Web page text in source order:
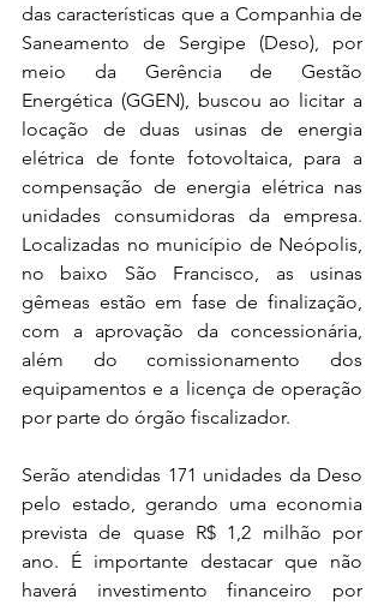
das características que a Companhia de
Saneamento de Sergipe (Deso), por
meio da Gerência de Gestão
Energética (GGEN), buscou ao licitar a
locação de duas usinas de energia
elétrica de fonte fotovoltaica, para a
compensação de energia elétrica nas
unidades consumidoras da empresa.
Localizadas no município de Neópolis,
no baixo São Francisco, as usinas
gêmeas estão em fase de finalização,
com a aprovação da concessionária,
além do comissionamento dos
equipamentos e a licença de operação
por parte do órgão fiscalizador.
Serão atendidas 171 unidades da Deso
pelo estado, gerando uma economia
prevista de quase R$ 1,2 milhão por
ano. É importante destacar que não
haverá investimento financeiro por